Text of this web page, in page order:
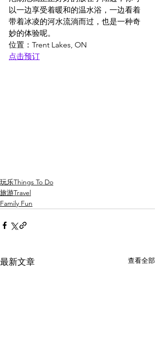
以一边享受着暖和的温水浴，一边看着
带着冰凌的河水流淌而过，也是一种奇
妙的体验呢。
位置：Trent Lakes, ON
点击预订
玩乐Things To Do
旅游Travel
Family Fun
最新文章 查看全部